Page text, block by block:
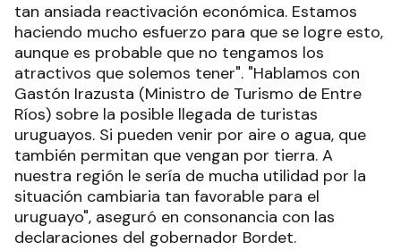
tan ansiada reactivación económica. Estamos
haciendo mucho esfuerzo para que se logre esto,
aunque es probable que no tengamos los
atractivos que solemos tener". "Hablamos con
Gastón Irazusta (Ministro de Turismo de Entre
Ríos) sobre la posible llegada de turistas
uruguayos. Si pueden venir por aire o agua, que
también permitan que vengan por tierra. A
nuestra región le sería de mucha utilidad por la
situación cambiaria tan favorable para el
uruguayo", aseguró en consonancia con las
declaraciones del gobernador Bordet.